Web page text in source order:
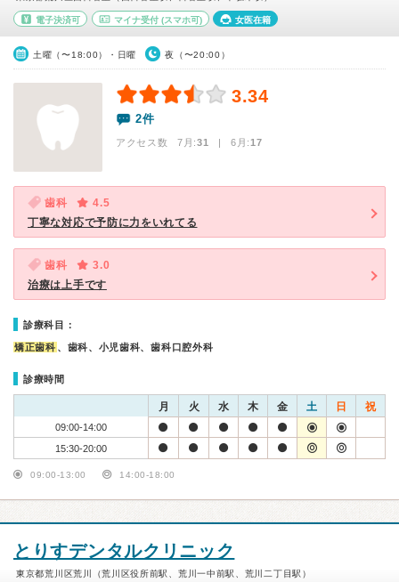
電子決済可 マイナ受付(スマホ可) 女医在籍
土曜（〜18:00）・日曜 夜（〜20:00）
3.34
2件
アクセス数 7月:31 | 6月:17
歯科
4.5
丁寧な対応で予防に力をいれてる
歯科
3.0
治療は上手です
診療科目：
矯正歯科 、歯科、小児歯科、歯科口腔外科
診療時間
月 火 水 木 金 土 日 祝
09:00-14:00
15:30-20:00
09:00-13:00 14:00-18:00
とりすデンタルクリニック
東京都荒川区荒川（荒川区役所前駅、荒川一中前駅、荒川二丁目駅）